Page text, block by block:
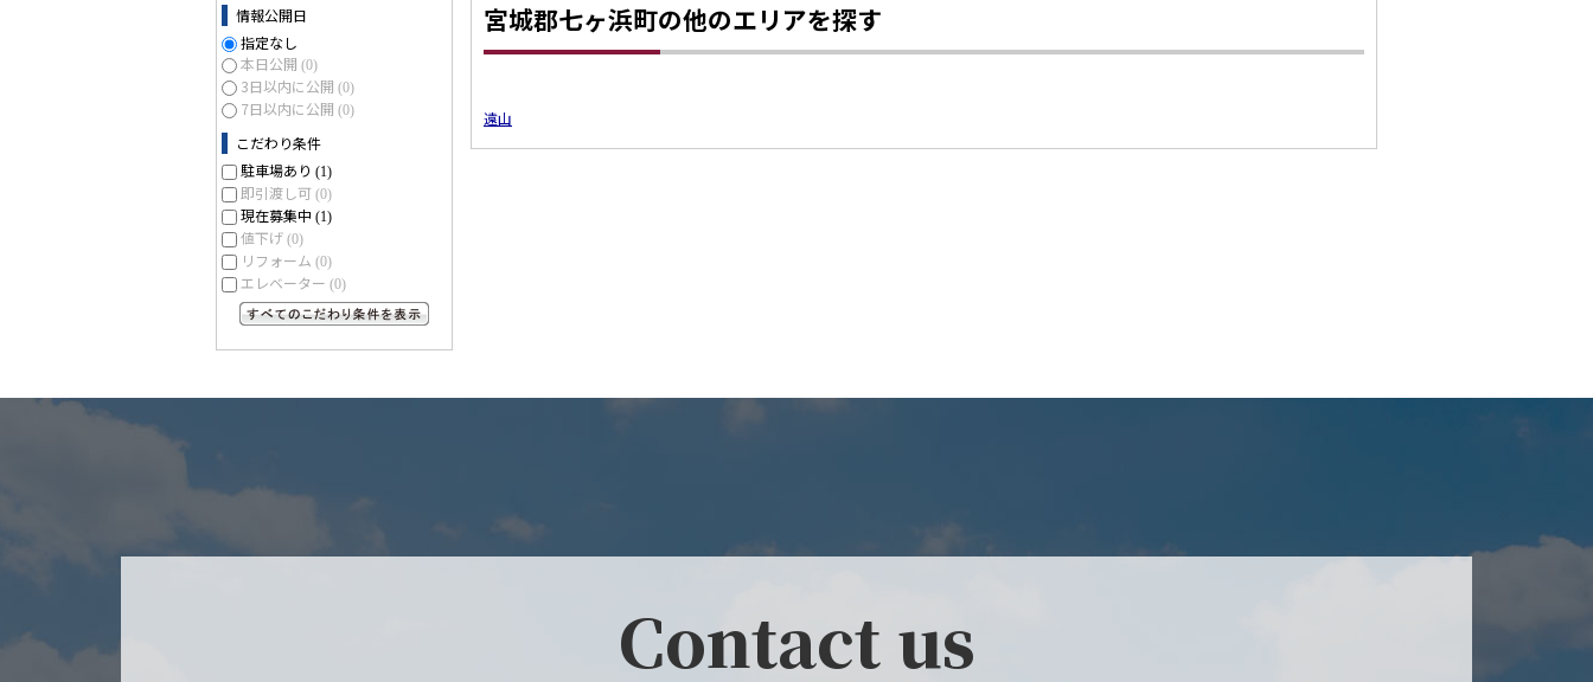
情報公開日
指定なし
本日公開 (0)
3日以内に公開 (0)
7日以内に公開 (0)
こだわり条件
駐車場あり (1)
即引渡し可 (0)
現在募集中 (1)
値下げ (0)
リフォーム (0)
エレベーター (0)
宮城郡七ヶ浜町の他のエリアを探す
遠山
Contact us